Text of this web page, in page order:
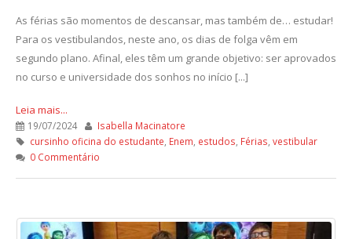
As férias são momentos de descansar, mas também de… estudar!
Para os vestibulandos, neste ano, os dias de folga vêm em
segundo plano. Afinal, eles têm um grande objetivo: ser aprovados
no curso e universidade dos sonhos no início [...]
Leia mais...
19/07/2024
Isabella Macinatore
cursinho oficina do estudante Enem estudos Férias vestibular
0 Commentário